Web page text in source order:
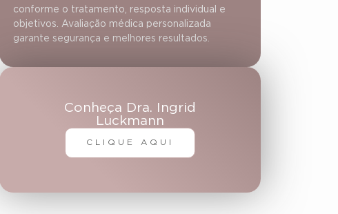
conforme o tratamento, resposta individual e
objetivos. Avaliação médica personalizada
garante segurança e melhores resultados.
Conheça Dra. Ingrid
Luckmann
CLIQUE AQUI